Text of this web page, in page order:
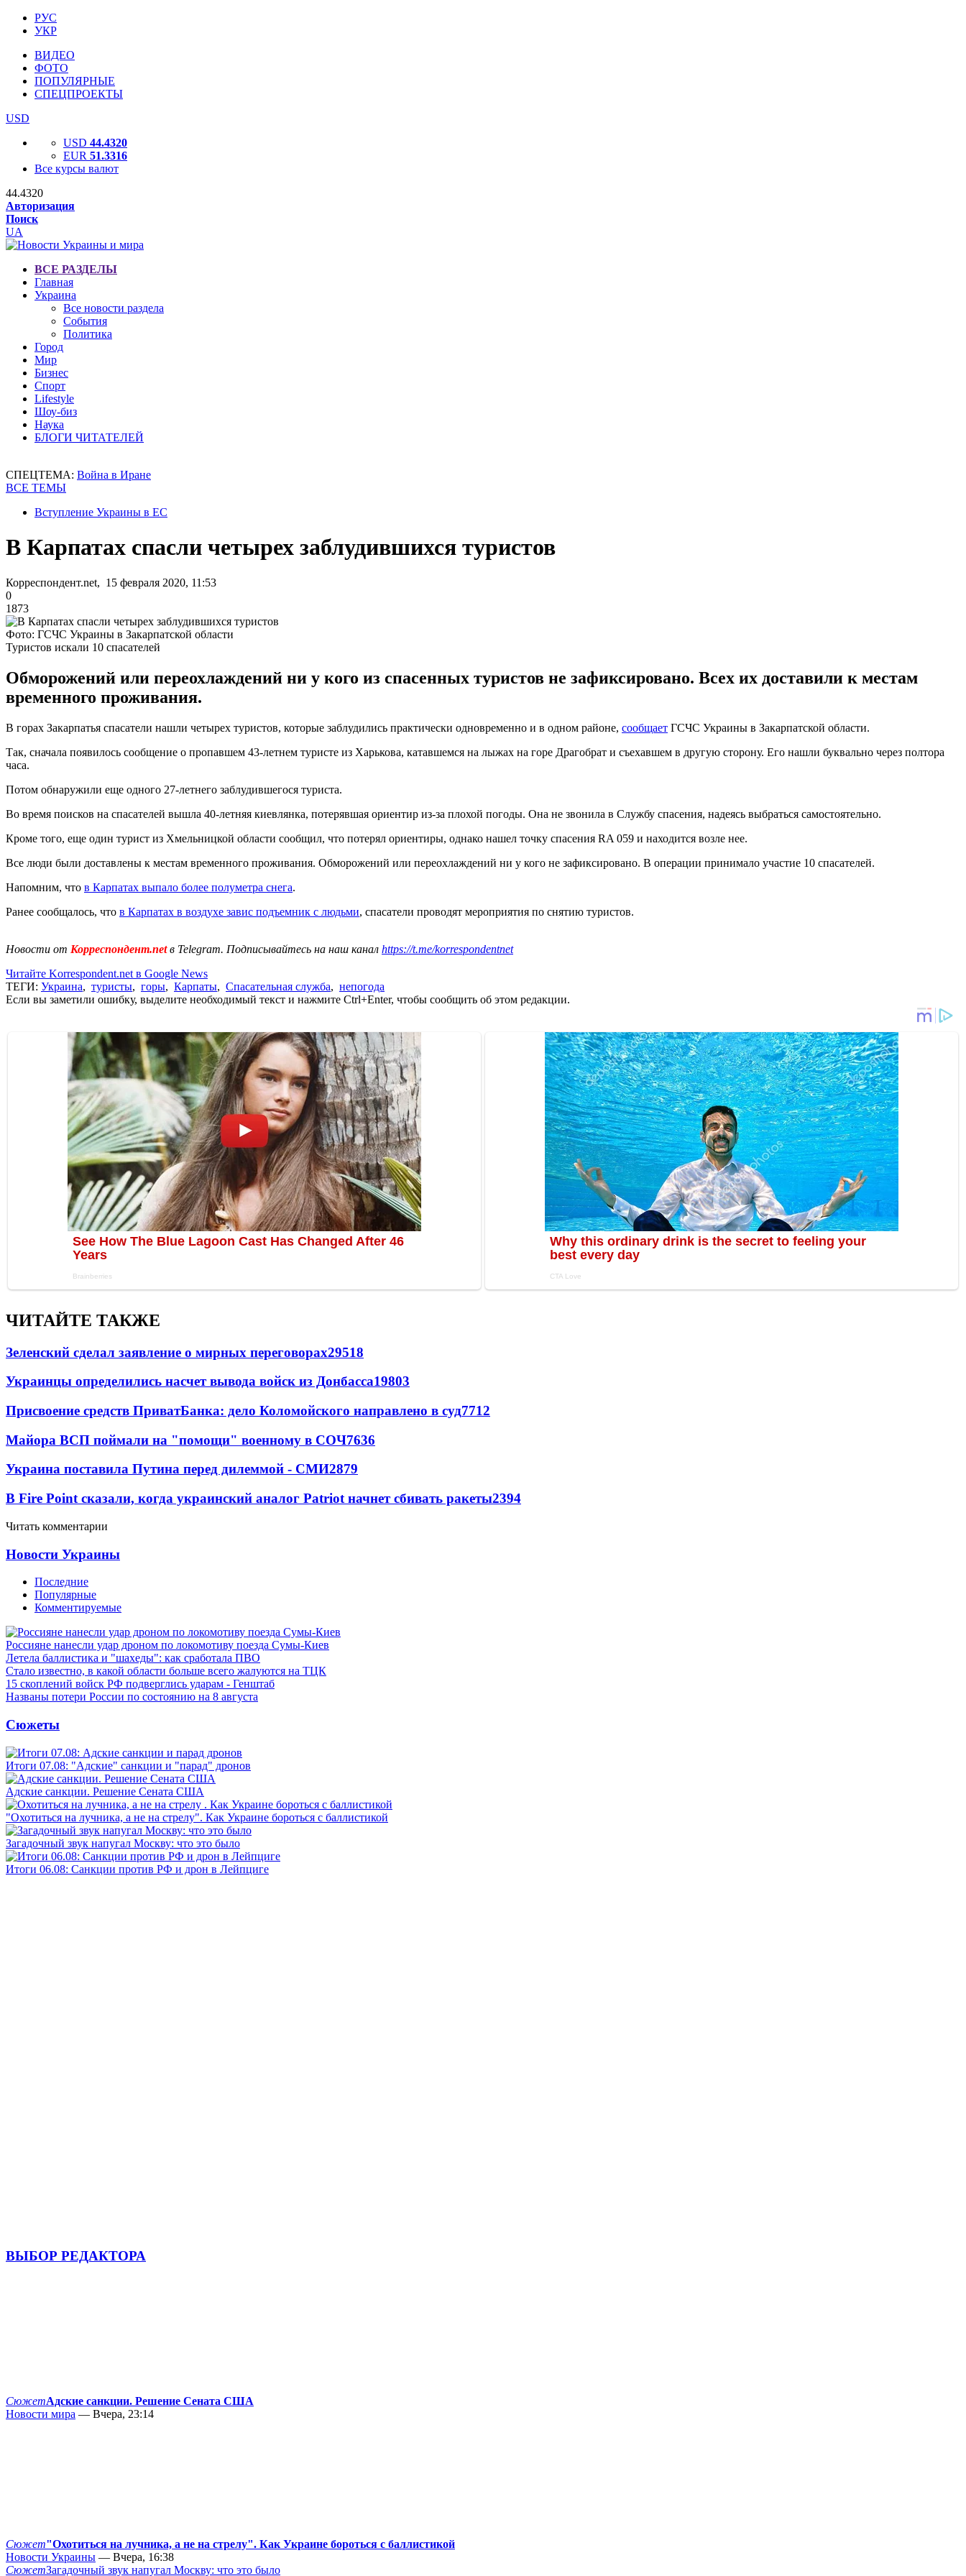
РУС
УКР
ВИДЕО
ФОТО
ПОПУЛЯРНЫЕ
СПЕЦПРОЕКТЫ
USD
USD 44.4320
EUR 51.3316
Все курсы валют
44.4320
Авторизация
Поиск
UA
ВСЕ РАЗДЕЛЫ
Главная
Украина
Все новости раздела
События
Политика
Город
Мир
Бизнес
Спорт
Lifestyle
Шоу-биз
Наука
БЛОГИ ЧИТАТЕЛЕЙ
СПЕЦТЕМА: Война в Иране
ВСЕ ТЕМЫ
Вступление Украины в ЕС
В Карпатах спасли четырех заблудившихся туристов
Корреспондент.net, 15 февраля 2020, 11:53
0
1873
Фото: ГСЧС Украины в Закарпатской области
Туристов искали 10 спасателей
Обморожений или переохлаждений ни у кого из спасенных туристов не зафиксировано. Всех их доставили к местам
временного проживания.
В горах Закарпатья спасатели нашли четырех туристов, которые заблудились практически одновременно и в одном районе, сообщает ГСЧС Украины в Закарпатской области.
Так, сначала появилось сообщение о пропавшем 43-летнем туристе из Харькова, катавшемся на лыжах на горе Драгобрат и съехавшем в другую сторону. Его нашли буквально через полтора
часа.
Потом обнаружили еще одного 27-летнего заблудившегося туриста.
Во время поисков на спасателей вышла 40-летняя киевлянка, потерявшая ориентир из-за плохой погоды. Она не звонила в Службу спасения, надеясь выбраться самостоятельно.
Кроме того, еще один турист из Хмельницкой области сообщил, что потерял ориентиры, однако нашел точку спасения RA 059 и находится возле нее.
Все люди были доставлены к местам временного проживания. Обморожений или переохлаждений ни у кого не зафиксировано. В операции принимало участие 10 спасателей.
Напомним, что в Карпатах выпало более полуметра снега.
Ранее сообщалось, что в Карпатах в воздухе завис подъемник с людьми, спасатели проводят мероприятия по снятию туристов.
Новости от Корреспондент.netв Telegram. Подписывайтесь на наш канал https://t.me/korrespondentnet
Читайте Korrespondent.net в Google News
ТЕГИ: Украина, туристы, горы, Карпаты, Спасательная служба, непогода
Если вы заметили ошибку, выделите необходимый текст и нажмите Ctrl+Enter, чтобы сообщить об этом редакции.
ЧИТАЙТЕ ТАКЖЕ
Зеленский сделал заявление о мирных переговорах29518
Украинцы определились насчет вывода войск из Донбасса19803
Присвоение средств ПриватБанка: дело Коломойского направлено в суд7712
Майора ВСП поймали на "помощи" военному в СОЧ7636
Украина поставила Путина перед дилеммой - СМИ2879
В Fire Point сказали, когда украинский аналог Patriot начнет сбивать ракеты2394
Читать комментарии
Новости Украины
Последние
Популярные
Комментируемые
Россияне нанесли удар дроном по локомотиву поезда Сумы-Киев
Летела баллистика и "шахеды": как сработала ПВО
Стало известно, в какой области больше всего жалуются на ТЦК
15 скоплений войск РФ подверглись ударам - Генштаб
Названы потери России по состоянию на 8 августа
Сюжеты
Итоги 07.08: "Адские" санкции и "парад" дронов
Адские санкции. Решение Сената США
"Охотиться на лучника, а не на стрелу". Как Украине бороться с баллистикой
Загадочный звук напугал Москву: что это было
Итоги 06.08: Санкции против РФ и дрон в Лейпциге
ВЫБОР РЕДАКТОРА
СюжетАдские санкции. Решение Сената США
Новости мира — Вчера, 23:14
Сюжет"Охотиться на лучника, а не на стрелу". Как Украине бороться с баллистикой
Новости Украины — Вчера, 16:38
СюжетЗагадочный звук напугал Москву: что это было